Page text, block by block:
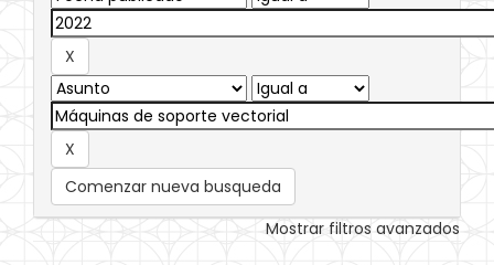
Comenzar nueva busqueda
Mostrar filtros avanzados